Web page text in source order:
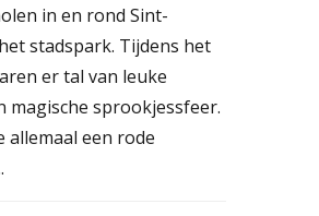
in en rond Sint-
stadspark. Tijdens het
er tal van leuke
magische sprookjessfeer.
allemaal een rode